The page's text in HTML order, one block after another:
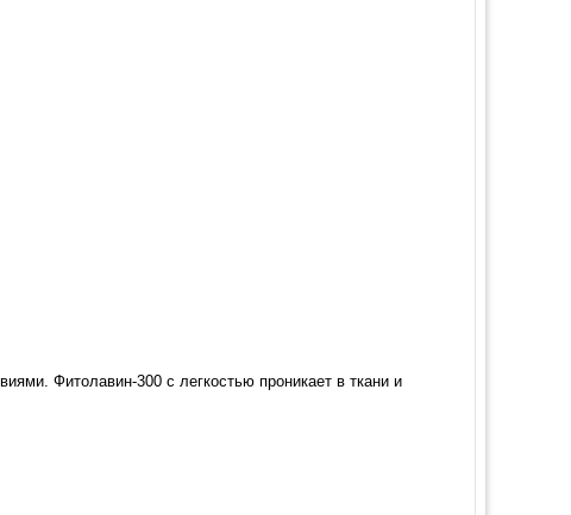
Фитолавин-300 с легкостью проникает в ткани и